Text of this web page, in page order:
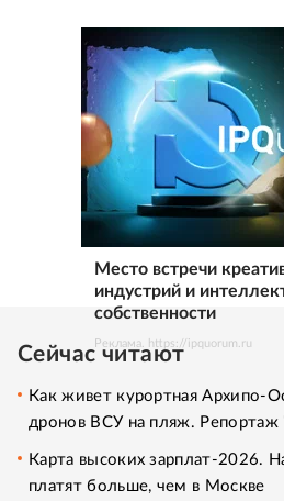
Место встречи
индустрий и
собственности
Реклама. https://ipquorum.ru
Сейчас читают
Как живет курортная Архипо-
дронов ВСУ на пляж. Репортаж
Карта высоких зарплат-2026.
платят больше, чем в Москве